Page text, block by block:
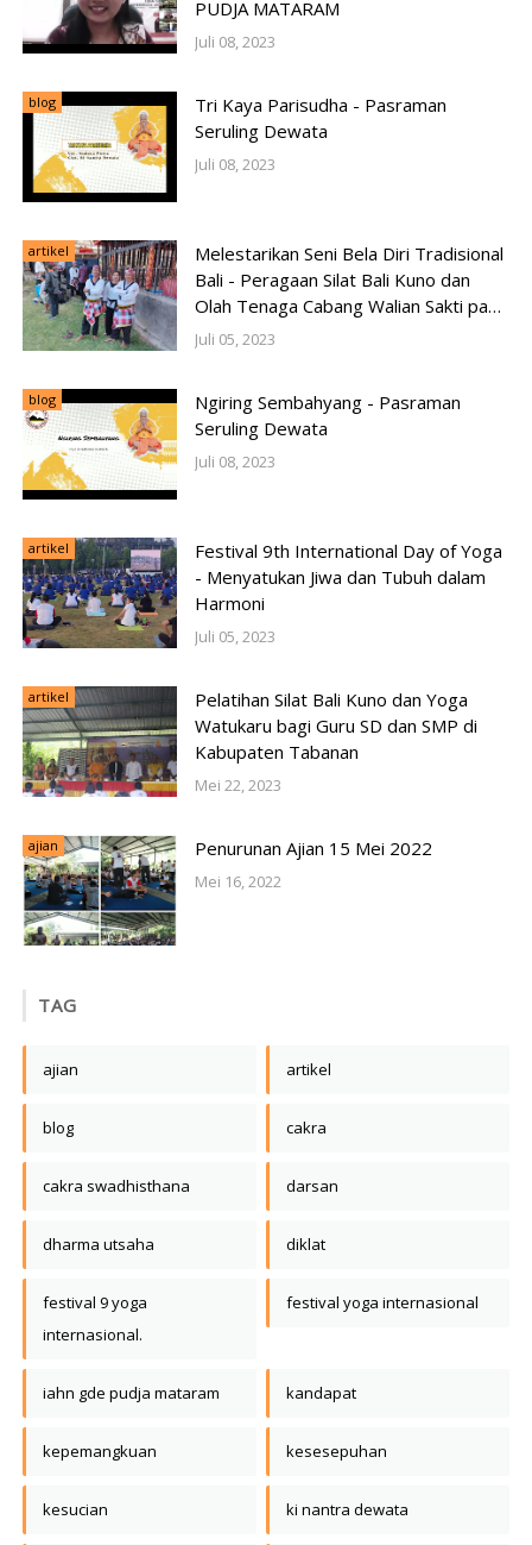
PUDJA MATARAM
Juli 08, 2023
blog
Tri Kaya Parisudha - Pasraman
Seruling Dewata
Juli 08, 2023
artikel
Melestarikan Seni Bela Diri Tradisional
Bali - Peragaan Silat Bali Kuno dan
Olah Tenaga Cabang Walian Sakti pada
Pesta Kesenian Bali 2023
Juli 05, 2023
blog
Ngiring Sembahyang - Pasraman
Seruling Dewata
Juli 08, 2023
artikel
Festival 9th International Day of Yoga
- Menyatukan Jiwa dan Tubuh dalam
Harmoni
Juli 05, 2023
artikel
Pelatihan Silat Bali Kuno dan Yoga
Watukaru bagi Guru SD dan SMP di
Kabupaten Tabanan
Mei 22, 2023
ajian Penurunan Ajian 15 Mei 2022
Mei 16, 2022
TAG
ajian artikel
blog cakra
cakra swadhisthana darsan
dharma utsaha diklat
festival 9 yoga
internasional.
festival yoga internasional
iahn gde pudja mataram kandapat
kepemangkuan kesesepuhan
kesucian ki nantra dewata